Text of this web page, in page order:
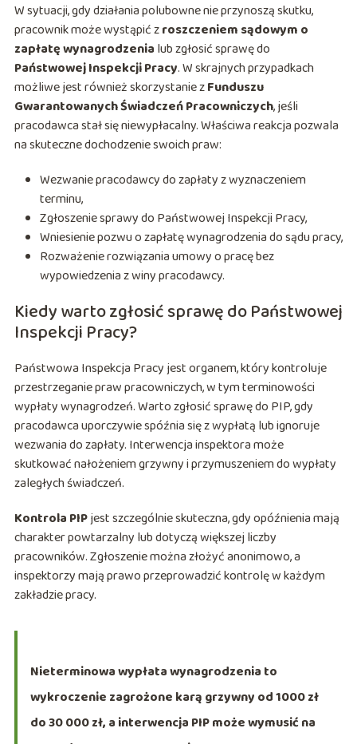
W sytuacji, gdy działania polubowne nie przynoszą skutku,
pracownik może wystąpić zroszczeniem sądowym o
zapłatę wynagrodzenia lub zgłosić sprawę do
Państwowej Inspekcji Pracy. W skrajnych przypadkach
możliwe jest również skorzystanie zFunduszu
Gwarantowanych Świadczeń Pracowniczych, jeśli
pracodawca stał się niewypłacalny. Właściwa reakcja pozwala
na skuteczne dochodzenie swoich praw:
Wezwanie pracodawcy do zapłaty z wyznaczeniem
terminu,
Zgłoszenie sprawy do Państwowej Inspekcji Pracy,
Wniesienie pozwu o zapłatę wynagrodzenia do sądu pracy,
Rozważenie rozwiązania umowy o pracę bez
wypowiedzenia z winy pracodawcy.
Kiedy warto zgłosić sprawę do Państwowej
Inspekcji Pracy?
Państwowa Inspekcja Pracy jest organem, który kontroluje
przestrzeganie praw pracowniczych, w tym terminowości
wypłaty wynagrodzeń. Warto zgłosić sprawę do PIP, gdy
pracodawca uporczywie spóźnia się z wypłatą lub ignoruje
wezwania do zapłaty. Interwencja inspektora może
skutkować nałożeniem grzywny i przymuszeniem do wypłaty
zaległych świadczeń.
Kontrola PIPjest szczególnie skuteczna, gdy opóźnienia mają
charakter powtarzalny lub dotyczą większej liczby
pracowników. Zgłoszenie można złożyć anonimowo, a
inspektorzy mają prawo przeprowadzić kontrolę w każdym
zakładzie pracy.
Nieterminowa wypłata wynagrodzenia to
wykroczenie zagrożone karą grzywny od 1000 zł
do 30 000 zł, a interwencja PIP może wymusić na